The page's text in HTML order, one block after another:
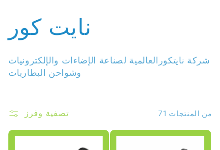
م
ج
م
و
ع
نايت كور
شركة نايتكورالعالمية لصناعة الإضاءات والإلكترونيات
وشواحن البطاريات
تصفية وفرز 71 من المنتجات